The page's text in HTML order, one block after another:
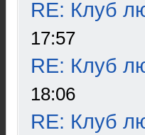
RE: Клуб
17:57
RE: Клуб
18:06
RE: Клуб